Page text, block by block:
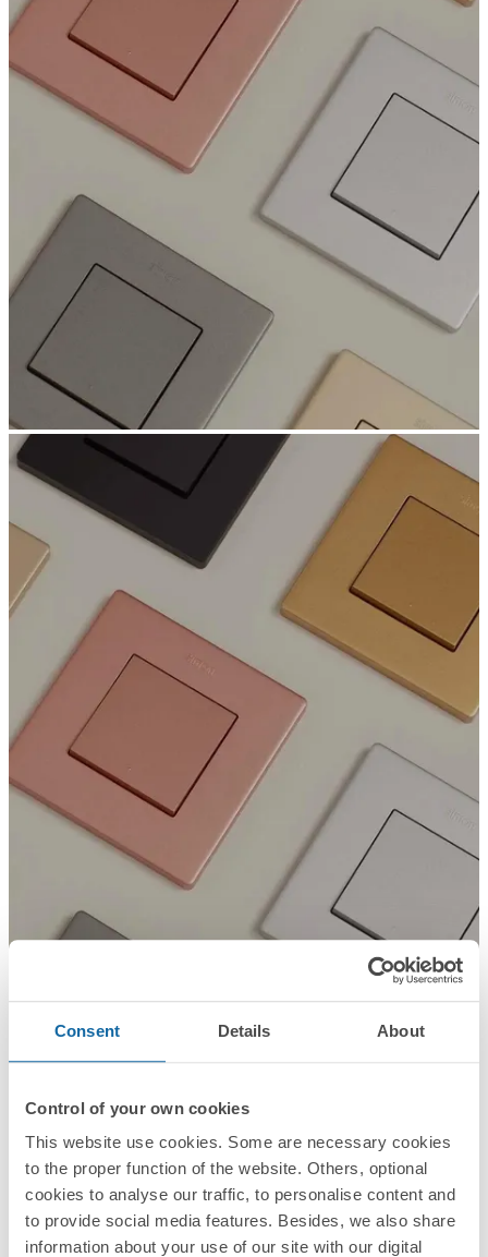
Consent Details About
Control of your own cookies
This website use cookies. Some are necessary cookies
to the proper function of the website. Others, optional
cookies to analyse our traffic, to personalise content and
to provide social media features. Besides, we also share
information about your use of our site with our digital